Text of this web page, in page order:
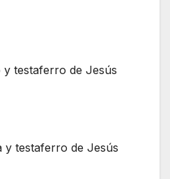
y testaferro de Jesús
y testaferro de Jesús